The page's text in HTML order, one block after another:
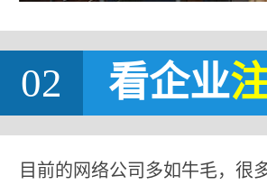
02 看企业
目前的网络公司多如牛毛，很